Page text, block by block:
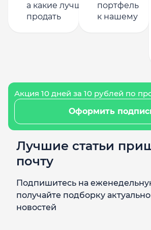
а какие лучше
продать
портфель
к нашему
Акция 10 дней за 10 рублей по
Оформить
Лучшие статьи
почту
Подпишитесь на
получайте подборку
новостей